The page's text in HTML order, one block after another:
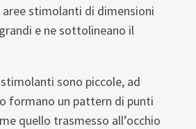
stimolanti di dimensioni
e ne sottolineano il
sono piccole, ad
formano un pattern di punti
quello trasmesso all’occhio